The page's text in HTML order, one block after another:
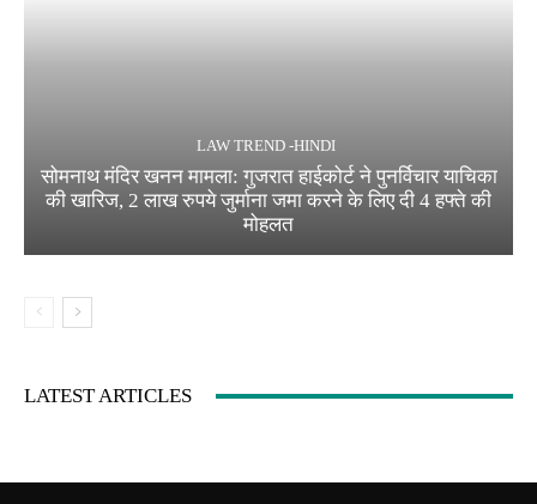
LAW TREND -HINDI
सोमनाथ मंदिर खनन मामला: गुजरात हाईकोर्ट ने पुनर्विचार याचिका
की खारिज, 2 लाख रुपये जुर्माना जमा करने के लिए दी 4 हफ्ते की
मोहलत
LATEST ARTICLES